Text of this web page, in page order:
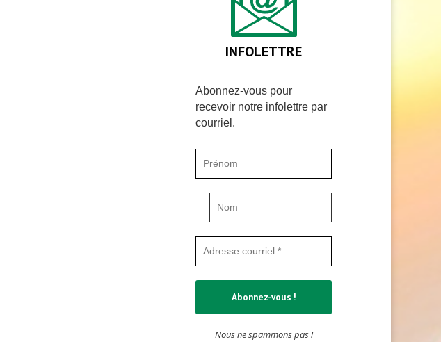
INFOLETTRE
Abonnez-vous pour
recevoir notre infolettre par
courriel.
Nous ne spammons pas !